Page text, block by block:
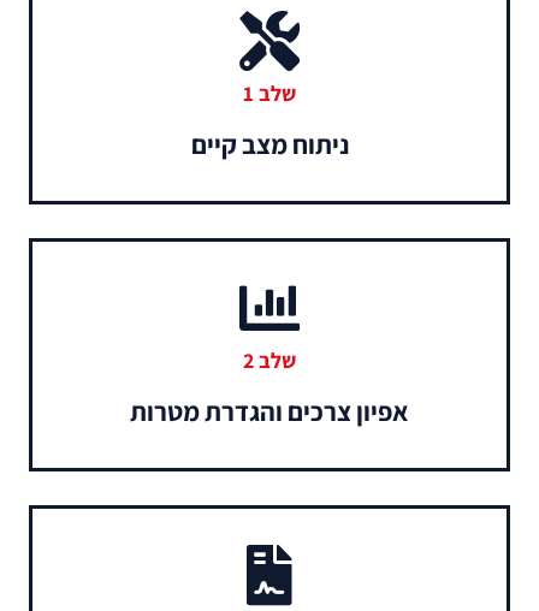
שלב 1
ניתוח מצב קיים​
שלב 2
אפיון צרכים והגדרת מטרות